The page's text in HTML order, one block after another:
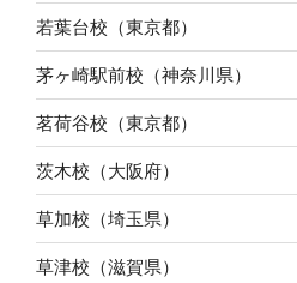
若葉台校（東京都）
茅ヶ崎駅前校（神奈川県）
茗荷谷校（東京都）
茨木校（大阪府）
草加校（埼玉県）
草津校（滋賀県）